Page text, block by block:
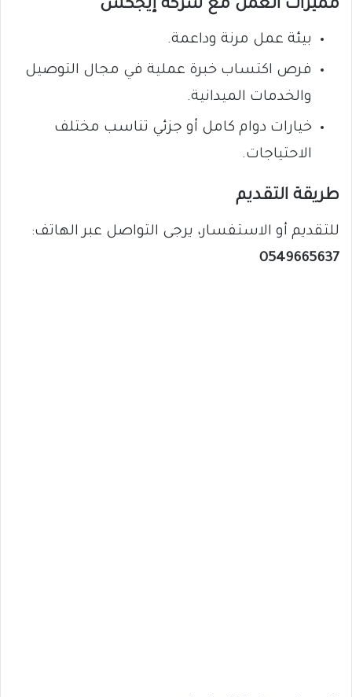
مميزات العمل مع شركة إيجكس
بيئة عمل مرنة وداعمة.
فرص اكتساب خبرة عملية في مجال التوصيل
والخدمات الميدانية.
خيارات دوام كامل أو جزئي تناسب مختلف
الاحتياجات.
طريقة التقديم
للتقديم أو الاستفسار، يرجى التواصل عبر الهاتف:
0549665637